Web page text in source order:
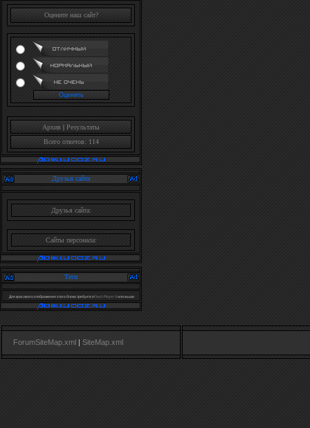
Оцените наш сайт?
Архив | Результаты
Всего ответов: 114
Друзья сайта
Друзья сайта:
Сайты персонала:
Теги
Для красивого отображения этого блока требуетсяFlash Player 9или выше.
ForumSiteMap.xml | SiteMap.xml